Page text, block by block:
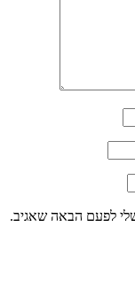
לפעם הבאה שאגיב.